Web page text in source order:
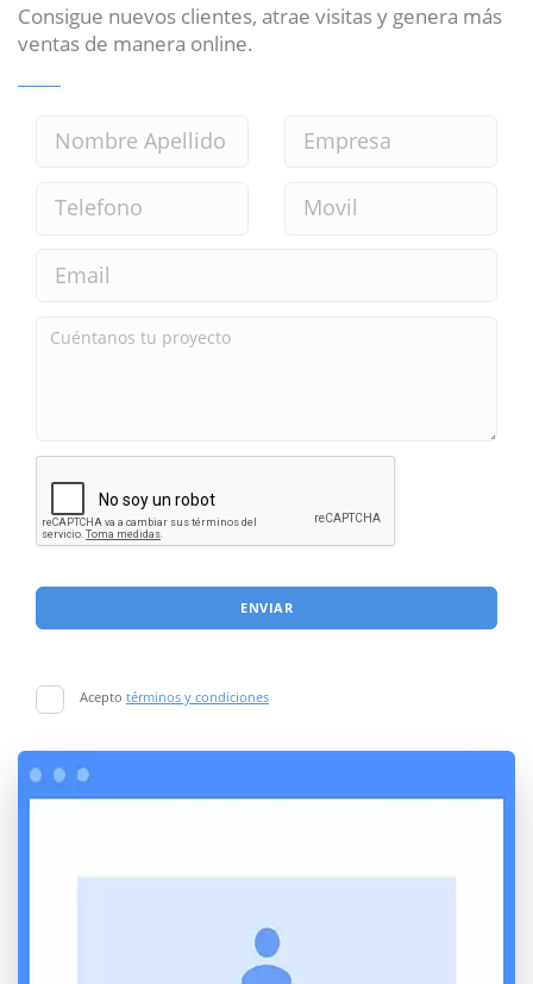
Consigue nuevos clientes, atrae visitas y genera más
ventas de manera online.
ENVIAR
Acepto términos y condiciones